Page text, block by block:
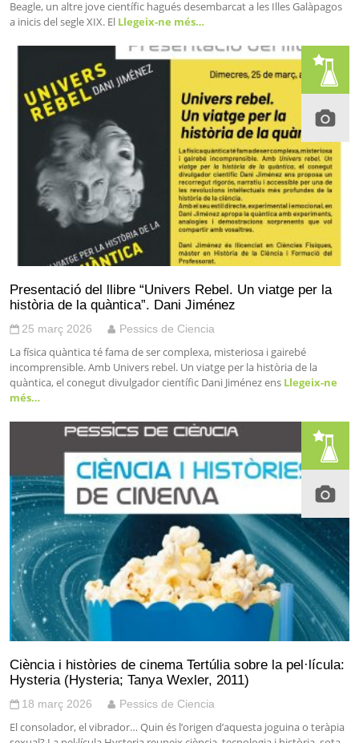
Beagle, un altre jove científic hagués desembarcat a les Illes Galàpagos
a inicis del segle XIX. El Llegeix-ne més…
Presentació del llibre “Univers Rebel. Un viatge per la
història de la quàntica”. Dani Jiménez
25 març 2026 Pessics de Ciencia
La física quàntica té fama de ser complexa, misteriosa i gairebé
incomprensible. Amb Univers rebel. Un viatge per la història de la
quàntica, el conegut divulgador científic Dani Jiménez ens Llegeix-ne
més…
Ciència i històries de cinema Tertúlia sobre la pel·lícula:
Hysteria (Hysteria; Tanya Wexler, 2011)
18 març 2026 Pessics de Ciencia
El consolador, el vibrador… Quin és l’origen d’aquesta joguina o teràpia